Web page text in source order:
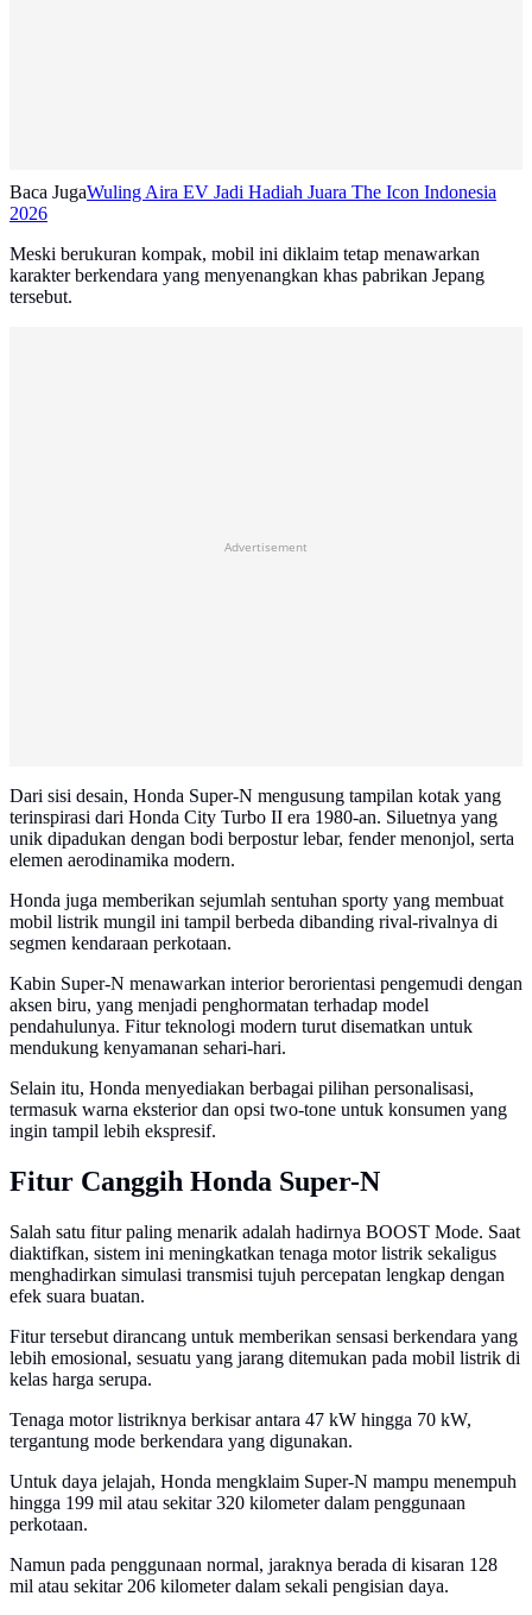
Baca JugaWuling Aira EV Jadi Hadiah Juara The Icon Indonesia
2026
Meski berukuran kompak, mobil ini diklaim tetap menawarkan
karakter berkendara yang menyenangkan khas pabrikan Jepang
tersebut.
Advertisement
Dari sisi desain, Honda Super-N mengusung tampilan kotak yang
terinspirasi dari Honda City Turbo II era 1980-an. Siluetnya yang
unik dipadukan dengan bodi berpostur lebar, fender menonjol, serta
elemen aerodinamika modern.
Honda juga memberikan sejumlah sentuhan sporty yang membuat
mobil listrik mungil ini tampil berbeda dibanding rival-rivalnya di
segmen kendaraan perkotaan.
Kabin Super-N menawarkan interior berorientasi pengemudi dengan
aksen biru, yang menjadi penghormatan terhadap model
pendahulunya. Fitur teknologi modern turut disematkan untuk
mendukung kenyamanan sehari-hari.
Selain itu, Honda menyediakan berbagai pilihan personalisasi,
termasuk warna eksterior dan opsi two-tone untuk konsumen yang
ingin tampil lebih ekspresif.
Fitur Canggih Honda Super-N
Salah satu fitur paling menarik adalah hadirnya BOOST Mode. Saat
diaktifkan, sistem ini meningkatkan tenaga motor listrik sekaligus
menghadirkan simulasi transmisi tujuh percepatan lengkap dengan
efek suara buatan.
Fitur tersebut dirancang untuk memberikan sensasi berkendara yang
lebih emosional, sesuatu yang jarang ditemukan pada mobil listrik di
kelas harga serupa.
Tenaga motor listriknya berkisar antara 47 kW hingga 70 kW,
tergantung mode berkendara yang digunakan.
Untuk daya jelajah, Honda mengklaim Super-N mampu menempuh
hingga 199 mil atau sekitar 320 kilometer dalam penggunaan
perkotaan.
Namun pada penggunaan normal, jaraknya berada di kisaran 128
mil atau sekitar 206 kilometer dalam sekali pengisian daya.